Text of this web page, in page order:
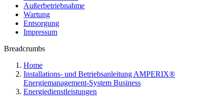
Außerbetriebnahme
Wartung
Entsorgung
Impressum
Breadcrumbs
Home
Installations- und Betriebsanleitung AMPERIX®
Energiemanagement-System Business
Energiedienstleistungen